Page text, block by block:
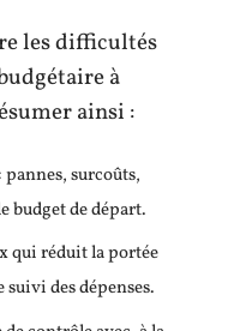
les difficultés
à
ainsi :
: pannes, surcoûts,
budget de départ.
qui réduit la portée
des dépenses.